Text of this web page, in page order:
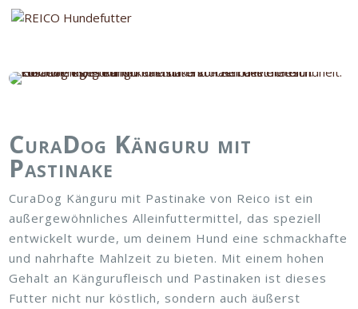
CuraDog Känguru mit
Pastinake
CuraDog Känguru mit Pastinake von Reico ist ein
außergewöhnliches Alleinfuttermittel, das speziell
entwickelt wurde, um deinem Hund eine schmackhafte
und nahrhafte Mahlzeit zu bieten. Mit einem hohen
Gehalt an Kängurufleisch und Pastinaken ist dieses
Futter nicht nur köstlich, sondern auch äußerst